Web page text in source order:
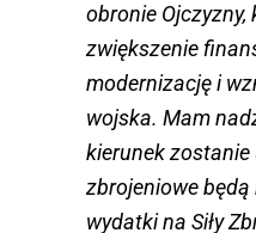
obronie Ojczyzny,
zwiększenie
modernizację i
wojska. Mam
kierunek
zbrojeniowe
wydatki na Siły